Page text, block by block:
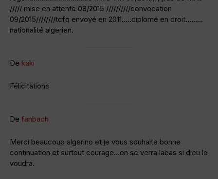
///// mise en attente 08/2015 //////////convocation
09/2015////////tcfq envoyé en 2011…..diplomé en droit………
nationalité algerien.
De kaki
Félicitations
De fanbach
Merci beaucoup algerino et je vous souhaite bonne
continuation et surtout courage…on se verra labas si dieu le
voudra.